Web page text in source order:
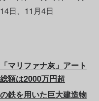
日、11月4日
マリファナ灰」アート
額は2000万円超
鉄を用いた巨大建造物